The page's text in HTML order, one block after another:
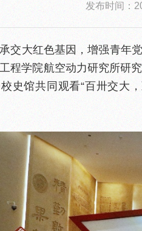
发布时间：
交大红色基因，增强青年
程学院航空动力研究所研
史馆共同观看“百卅交大